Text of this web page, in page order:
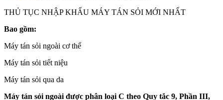
THỦ TỤC NHẬP KHẨU MÁY TÁN SỎI MỚI NHẤT
Bao gồm:
Máy tán sỏi ngoài cơ thể
Máy tán sỏi tiết niệu
Máy tán sỏi qua da
Máy tán sỏi ngoài được phân loại C theo Quy tắc 9, Phần III,